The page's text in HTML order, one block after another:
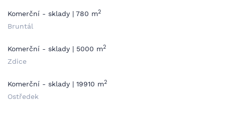
Komerční - sklady | 780 m2
Bruntál
Komerční - sklady | 5000 m2
Zdice
Komerční - sklady | 19910 m2
Ostředek